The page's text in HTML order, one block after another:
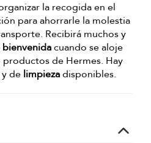
la recogida en el
para ahorrarle la molestia
Recibirá muchos y
cuando se aloje
de Hermes. Hay
de limpiezadisponibles.